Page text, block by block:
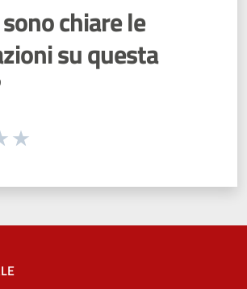
chiare le
su questa
valutazione da 1 a 5 stelle